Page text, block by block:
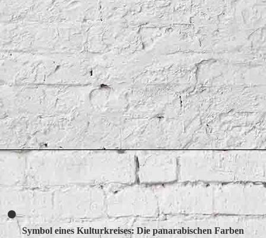
Ghana
Guinea
Guinea-Bissau
Kamerun
Republik Kongo
Mali
Mauretanien
Senegal
Togo
São Tomé und Príncipe
Symbol eines Kulturkreises: Die panarabischen Farben